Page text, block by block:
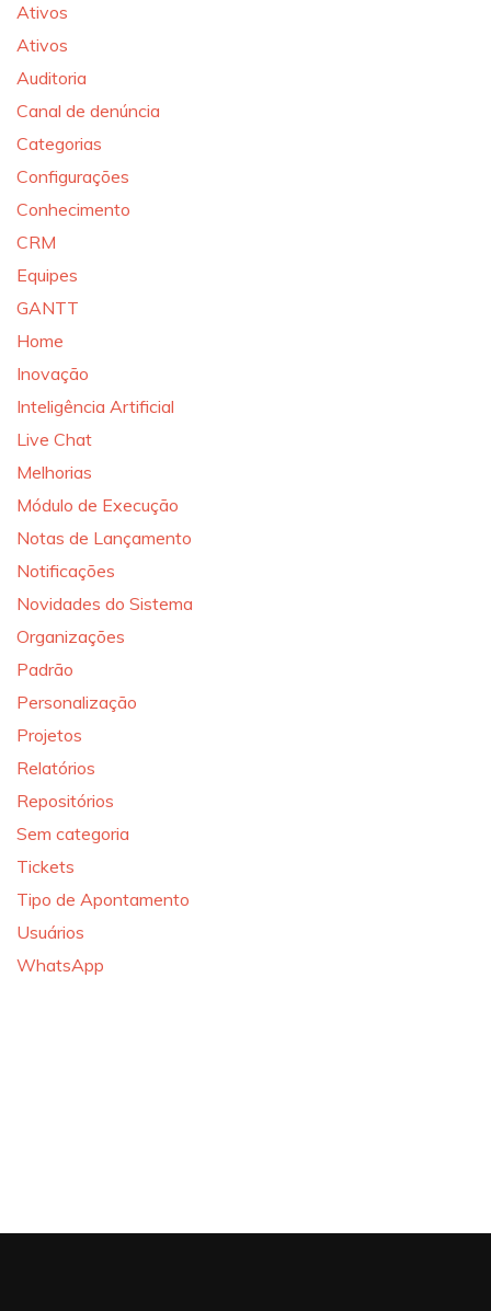
Ativos
Ativos
Auditoria
Canal de denúncia
Categorias
Configurações
Conhecimento
CRM
Equipes
GANTT
Home
Inovação
Inteligência Artificial
Live Chat
Melhorias
Módulo de Execução
Notas de Lançamento
Notificações
Novidades do Sistema
Organizações
Padrão
Personalização
Projetos
Relatórios
Repositórios
Sem categoria
Tickets
Tipo de Apontamento
Usuários
WhatsApp